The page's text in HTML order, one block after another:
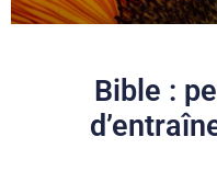
Bible :